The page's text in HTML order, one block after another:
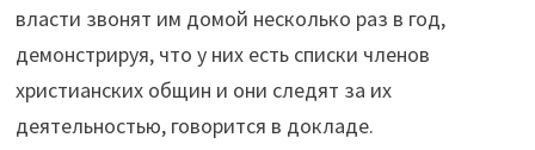
власти звонят им домой несколько раз в год,
демонстрируя, что у них есть списки членов
христианских общин и они следят за их
деятельностью, говорится в докладе.